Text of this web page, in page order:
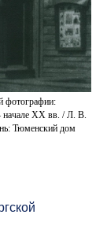
фотографии:
начале XX вв. / Л. В.
Тюменский дом